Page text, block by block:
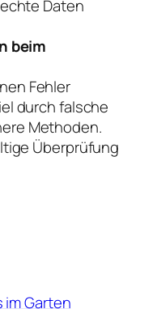
Daten
beim
Fehler
durch falsche
Methoden.
Überprüfung
im Garten